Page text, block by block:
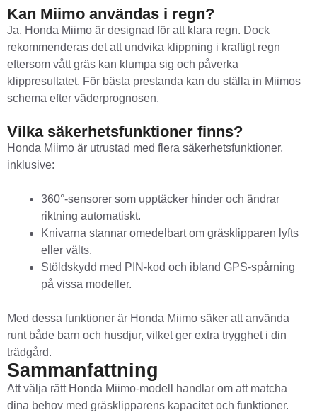
Kan Miimo användas i regn?
Ja, Honda Miimo är designad för att klara regn. Dock
rekommenderas det att undvika klippning i kraftigt regn
eftersom vått gräs kan klumpa sig och påverka
klippresultatet. För bästa prestanda kan du ställa in Miimos
schema efter väderprognosen.
Vilka säkerhetsfunktioner finns?
Honda Miimo är utrustad med flera säkerhetsfunktioner,
inklusive:
360°-sensorer som upptäcker hinder och ändrar
riktning automatiskt.
Knivarna stannar omedelbart om gräsklipparen lyfts
eller välts.
Stöldskydd med PIN-kod och ibland GPS-spårning
på vissa modeller.
Med dessa funktioner är Honda Miimo säker att använda
runt både barn och husdjur, vilket ger extra trygghet i din
trädgård.
Sammanfattning
Att välja rätt Honda Miimo-modell handlar om att matcha
dina behov med gräsklipparens kapacitet och funktioner.